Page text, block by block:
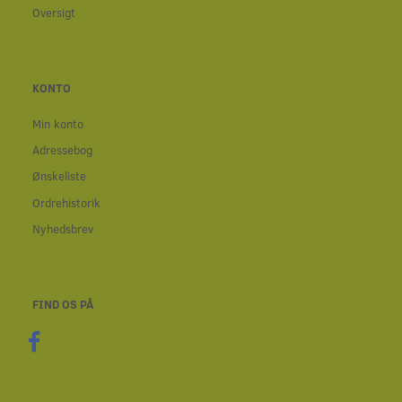
Oversigt
KONTO
Min konto
Adressebog
Ønskeliste
Ordrehistorik
Nyhedsbrev
FIND OS PÅ